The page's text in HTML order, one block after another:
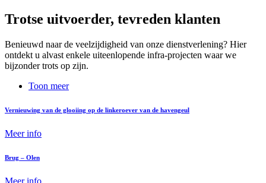
Trotse uitvoerder, tevreden klanten
Benieuwd naar de veelzijdigheid van onze dienstverlening? Hier
ontdekt u alvast enkele uiteenlopende infra-projecten waar we
bijzonder trots op zijn.
Toon meer
Vernieuwing van de glooiing op de linkeroever van de havengeul
Meer info
Brug – Olen